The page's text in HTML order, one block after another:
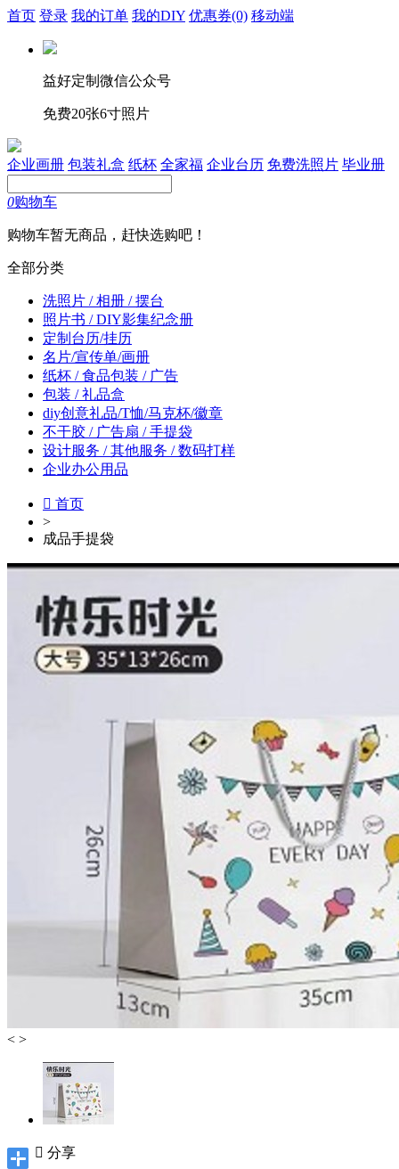
首页 登录 我的订单 我的DIY 优惠券(0) 移动端
益好定制微信公众号
免费20张6寸照片
企业画册 包装礼盒 纸杯 全家福 企业台历 免费洗照片 毕业册
0购物车
购物车暂无商品，赶快选购吧！
全部分类
洗照片 / 相册 / 摆台
照片书 / DIY影集纪念册
定制台历/挂历
名片/宣传单/画册
纸杯 / 食品包装 / 广告
包装 / 礼品盒
diy创意礼品/T恤/马克杯/徽章
不干胶 / 广告扇 / 手提袋
设计服务 / 其他服务 / 数码打样
企业办公用品
 首页
>
成品手提袋
< >
 分享